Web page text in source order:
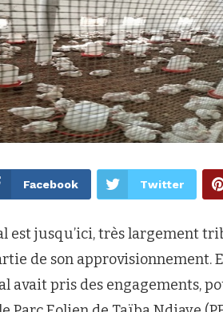
Facebook Twitter
est jusqu’ici, très largement
de son approvisionnement.
avait pris des engagements,